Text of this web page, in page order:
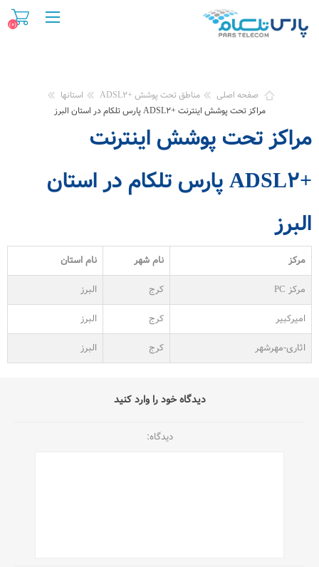
(۰)
صفحه اصلی مناطق تحت پوشش +ADSL۲
استانها
مراکز تحت پوشش اینترنت +ADSL۲ پارس تلکام در استان البرز
مراکز تحت پوشش اینترنت
+ADSL۲ پارس تلکام در استان
البرز
مرکز نام شهر
نام استان
مرکز PC
کرج
البرز
امیرکبیر
کرج
البرز
اثاری-مهرشهر
کرج البرز
دیدگاه خود را وارد کنید
دیدگاه: